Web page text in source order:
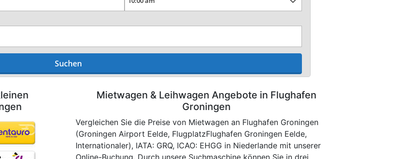
Suchen
Mietwagen & Leihwagen Angebote in Flughafen
Groningen
Vergleichen Sie die Preise von Mietwagen an Flughafen Groningen
(Groningen Airport Eelde, FlugplatzFlughafen Groningen Eelde,
Internationaler), IATA: GRQ, ICAO: EHGG in Niederlande mit unserer
Online-Buchung. Durch unsere Suchmaschine können Sie in drei